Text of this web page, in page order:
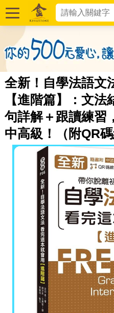
全新！自學法語文
【進階篇】：文
句詳解＋跟讀練習
中高級！（附QR碼